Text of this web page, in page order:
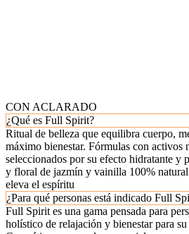
CON ACLARADO
¿Qué es Full Spirit?
Ritual de belleza que equilibra cuerpo,
máximo bienestar. Fórmulas con activos
seleccionados por su efecto hidratante y
y floral de jazmín y vainilla 100%
eleva el espíritu
¿Para qué personas está indicado Full
Full Spirit es una gama pensada para
holístico de relajación y bienestar para